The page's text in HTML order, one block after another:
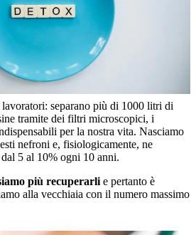
separano più di 1000 litri di
tramite dei filtri microscopici, i
per la nostra vita. Nasciamo
nefroni e, fisiologicamente, ne
5 al 10% ogni 10 anni.
più recuperarli e pertanto è
alla vecchiaia con il numero massimo